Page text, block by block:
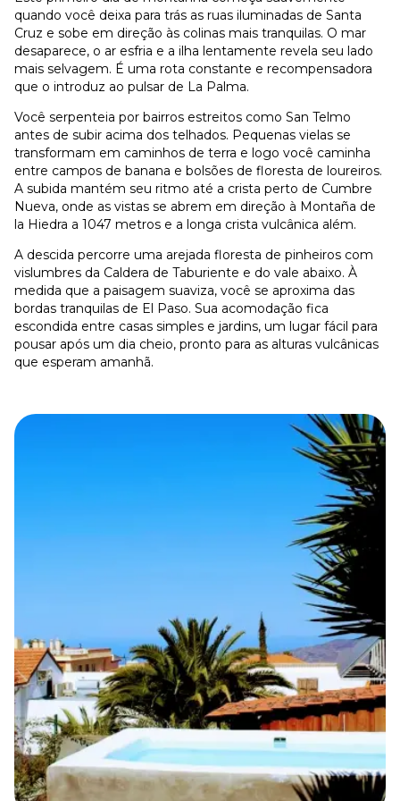
quando você deixa para trás as ruas iluminadas de Santa
Cruz e sobe em direção às colinas mais tranquilas. O mar
desaparece, o ar esfria e a ilha lentamente revela seu lado
mais selvagem. É uma rota constante e recompensadora
que o introduz ao pulsar de La Palma.
Você serpenteia por bairros estreitos como San Telmo
antes de subir acima dos telhados. Pequenas vielas se
transformam em caminhos de terra e logo você caminha
entre campos de banana e bolsões de floresta de loureiros.
A subida mantém seu ritmo até a crista perto de Cumbre
Nueva, onde as vistas se abrem em direção à Montaña de
la Hiedra a 1047 metros e a longa crista vulcânica além.
A descida percorre uma arejada floresta de pinheiros com
vislumbres da Caldera de Taburiente e do vale abaixo. À
medida que a paisagem suaviza, você se aproxima das
bordas tranquilas de El Paso. Sua acomodação fica
escondida entre casas simples e jardins, um lugar fácil para
pousar após um dia cheio, pronto para as alturas vulcânicas
que esperam amanhã.